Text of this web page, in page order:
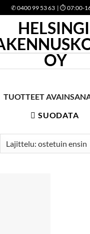
✆0400 99 53 63 | ⏱ 07:00-
TUOTTEET
SUODATA